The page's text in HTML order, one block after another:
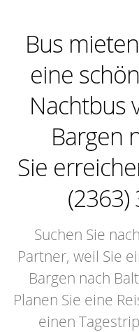
Bus
eine
Nachtbus
Bargen
Sie
(2363)
Suchen Sie
Partner, weil Sie
Bargen nach
Planen Sie eine
einen